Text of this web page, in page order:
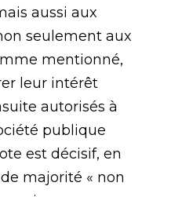
aussi aux
seulement aux
mentionné,
leur intérêt
autorisés à
publique
est décisif, en
majorité « non